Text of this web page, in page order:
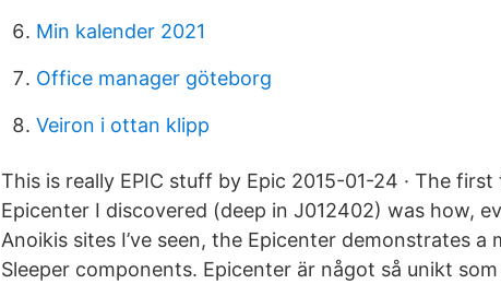
Min kalender 2021
Office manager göteborg
Veiron i ottan klipp
This is really EPIC stuff by Epic 2015-01-24 · The
Epicenter I discovered (deep in J012402) was how,
Anoikis sites I’ve seen, the Epicenter demonstrates
Sleeper components. Epicenter är något så unikt